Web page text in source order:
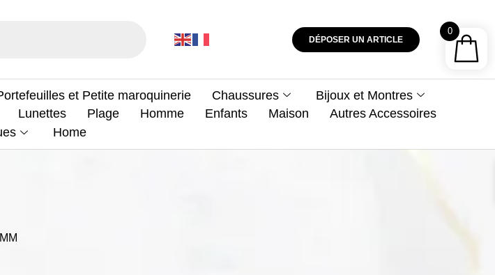
DÉPOSER UN ARTICLE
et Petite maroquinerie Chaussures
Bijoux et Montres
Lunettes Plage Homme Enfants Maison
Autres Accessoires
Home
0